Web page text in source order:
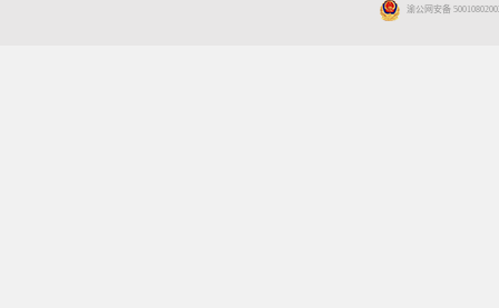
渝公网安备